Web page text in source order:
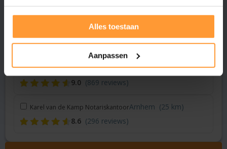
Alles toestaan
Aanpassen
8.7 (109 reviews)
Tesink van Dooren Notaris Apeldoorn
8.5 (176 reviews)
Notariaat Ridderhof & StelwagenVaassen (22 km)
9.0 (869 reviews)
Karel van de Kamp NotariskantoorArnhem (25 km)
8.6 (296 reviews)